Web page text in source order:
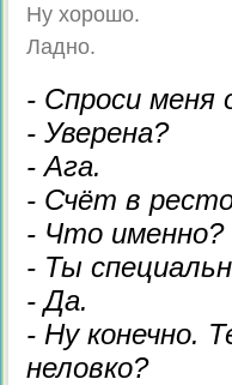
Ну хорошо.
Ладно.
- Спроси меня
- Уверена?
- Ага.
- Счёт в
- Что именно?
- Ты
- Да.
- Ну конечно.
неловко?